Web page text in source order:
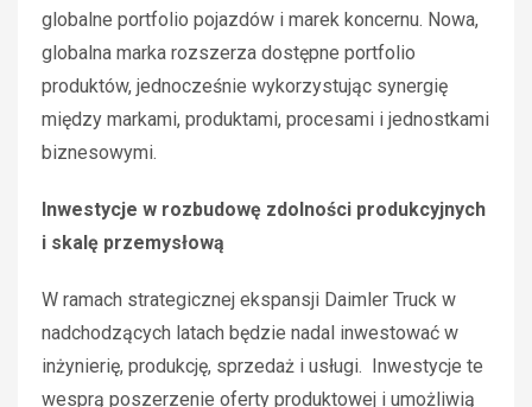
globalne portfolio pojazdów i marek koncernu. Nowa,
globalna marka rozszerza dostępne portfolio
produktów, jednocześnie wykorzystując synergię
między markami, produktami, procesami i jednostkami
biznesowymi.
Inwestycje w rozbudowę zdolności produkcyjnych
i skalę przemysłową
W ramach strategicznej ekspansji Daimler Truck w
nadchodzących latach będzie nadal inwestować w
inżynierię, produkcję, sprzedaż i usługi. Inwestycje te
wesprą poszerzenie oferty produktowej i umożliwią